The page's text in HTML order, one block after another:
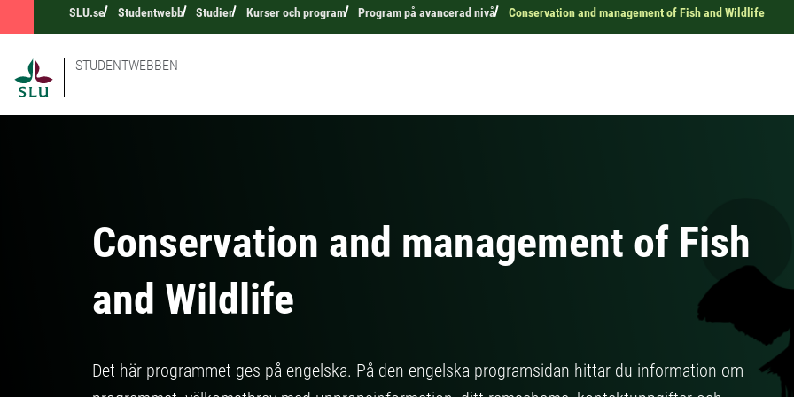
SLU.se Studentwebb Studier Kurser och program Program på avancerad nivå Conservation and management of Fish and Wildlife
STUDENTWEBBEN
Conservation and management of Fish
and Wildlife
Det här programmet ges på engelska. På den engelska programsidan hittar du information om